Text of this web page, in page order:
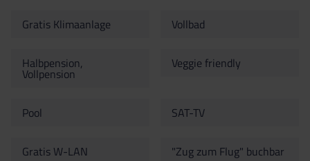
Gratis Klimaanlage Vollbad
Halbpension,
Vollpension
Veggie friendly
Pool SAT-TV
Gratis W-LAN "Zug zum Flug" buchbar